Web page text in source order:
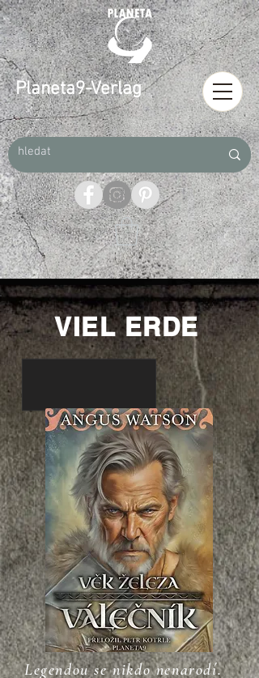
Planeta9-Verlag
Legendou se nikdo nenarodí.
VIEL ERDE